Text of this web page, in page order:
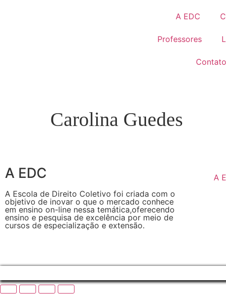
A EDC
Professores
Contato
Carolina Guedes
A EDC
A Escola de Direito Coletivo foi criada com o
objetivo de inovar o que o mercado conhece
em ensino on-line nessa temática,oferecendo
ensino e pesquisa de excelência por meio de
cursos de especialização e extensão.
A